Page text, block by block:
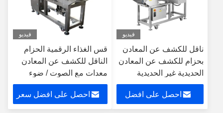
فيديو
ناقل للكشف عن المعادن
بحزام للكشف عن المعادن
الحديدية غير الحديدية
لمسحوق الحليب
احصل على افضل
فيديو
قس الغذاء الرقمية الحزام
الناقل للكشف عن المعادن
معدات مع الصوت / ضوء
الإنذار
احصل على افضل سعر